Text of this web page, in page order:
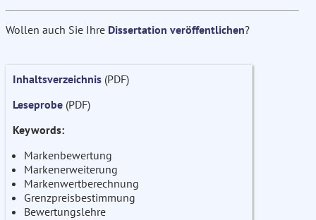
Wollen auch Sie Ihre Dissertation veröffentlichen?
Inhaltsverzeichnis (PDF)
Leseprobe (PDF)
Keywords:
Markenbewertung
Markenerweiterung
Markenwertberechnung
Grenzpreisbestimmung
Bewertungslehre